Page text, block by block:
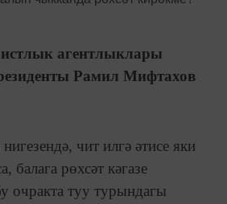
агентлыклары
Рамил Мифтахов
чит илгә әтисе яки
балага рөхсәт кәгазе
очракта туу турындагы